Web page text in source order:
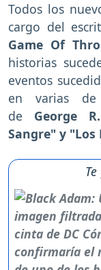
Todos los
cargo del
Game Of
historias
eventos
en varias de
de George
Sangre" y "Los